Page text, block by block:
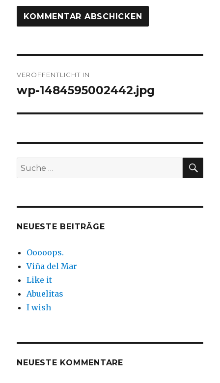
VERÖFFENTLICHT IN
wp-1484595002442.jpg
Suche
nach:
NEUESTE BEITRÄGE
Ooooops.
Viña del Mar
Like it
Abuelitas
I wish
NEUESTE KOMMENTARE